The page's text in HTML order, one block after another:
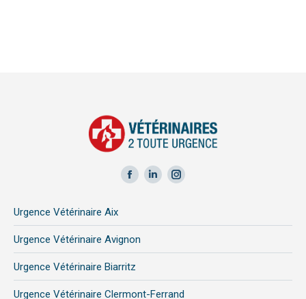
Facebook
in
new
window
LinkedIn
new
Instagram
new
Urgence Vétérinaire Aix
Urgence Vétérinaire Avignon
Urgence Vétérinaire Biarritz
Urgence Vétérinaire Clermont-Ferrand